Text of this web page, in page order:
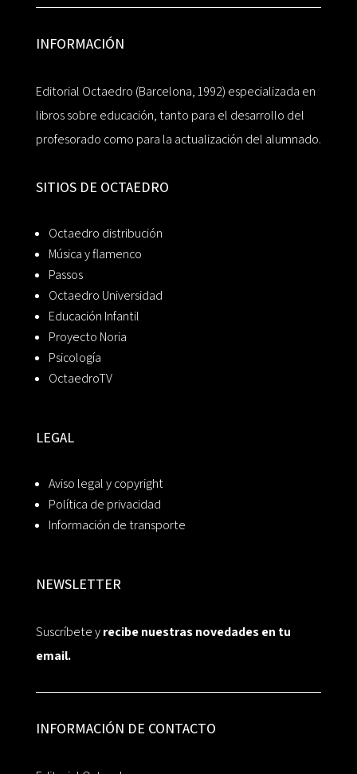
INFORMACIÓN
Editorial Octaedro (Barcelona, 1992) especializada en
libros sobre educación, tanto para el desarrollo del
profesorado como para la actualización del alumnado.
SITIOS DE OCTAEDRO
Octaedro distribución
Música y flamenco
Passos
Octaedro Universidad
Educación Infantil
Proyecto Noria
Psicología
OctaedroTV
LEGAL
Aviso legal y copyright
Política de privacidad
Información de transporte
NEWSLETTER
Suscríbete yrecibe nuestras novedades en tu
email.
INFORMACIÓN DE CONTACTO